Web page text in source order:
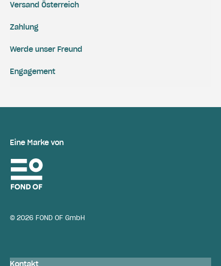
Versand Österreich
Zahlung
Engagement
Werde unser Freund
Eine Marke von
© 2026 FOND OF GmbH
Kontakt